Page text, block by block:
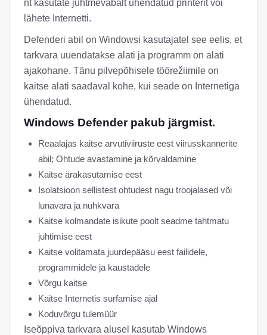
nt kasutate juhtmevabalt ühendatud printerit või
lähete Internetti.
Defenderi abil on Windowsi kasutajatel see eelis, et
tarkvara uuendatakse alati ja programm on alati
ajakohane. Tänu pilvepõhisele töörežiimile on
kaitse alati saadaval kohe, kui seade on Internetiga
ühendatud.
Windows Defender pakub järgmist.
Reaalajas kaitse arvutiviiruste eest viirusskannerite
abil; Ohtude avastamine ja kõrvaldamine
Kaitse ärakasutamise eest
Isolatsioon sellistest ohtudest nagu troojalased või
lunavara ja nuhkvara
Kaitse kolmandate isikute poolt seadme tahtmatu
juhtimise eest
Kaitse volitamata juurdepääsu eest failidele,
programmidele ja kaustadele
Võrgu kaitse
Kaitse Internetis surfamise ajal
Koduvõrgu tulemüür
Iseõppiva tarkvara alusel kasutab Windows